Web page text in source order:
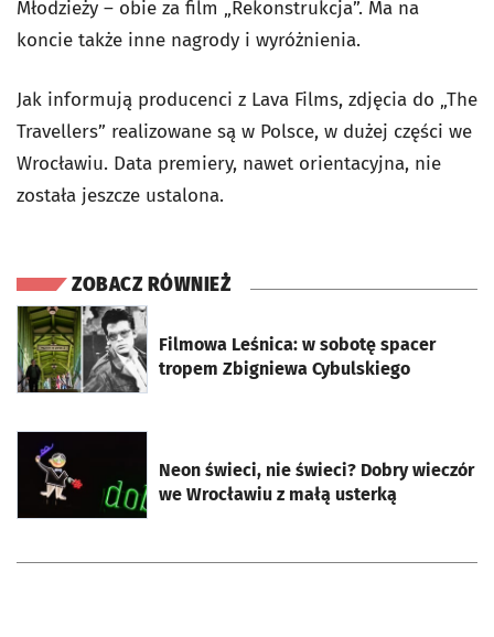
Młodzieży – obie za film „Rekonstrukcja”. Ma na
koncie także inne nagrody i wyróżnienia.
Jak informują producenci z Lava Films, zdjęcia do „The
Travellers” realizowane są w Polsce, w dużej części we
Wrocławiu. Data premiery, nawet orientacyjna, nie
została jeszcze ustalona.
ZOBACZ RÓWNIEŻ
Filmowa Leśnica: w sobotę spacer
tropem Zbigniewa Cybulskiego
otworzy się w nowej karcie
Neon świeci, nie świeci? Dobry wieczór
we Wrocławiu z małą usterką
otworzy się w nowej karcie